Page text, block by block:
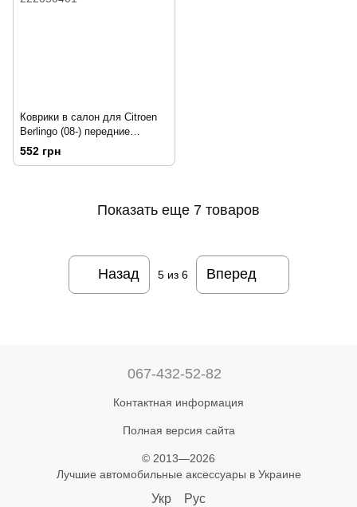
Коврики в салон для Citroen
Berlingo (08-) передние
полиуретановые 222050401
552 грн
Показать еще 7 товаров
Назад 5из 6 Вперед
067-432-52-82
Контактная информация
Полная версия сайта
© 2013—2026
Лучшие автомобильные аксессуары в Украине
Укр Рус